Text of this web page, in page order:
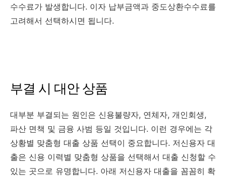
수수료가 발생합니다. 이자 납부금액과 중도상환수수료를
고려해서 선택하시면 됩니다.
부결 시 대안 상품
대부분 부결되는 원인은 신용불량자, 연체자, 개인회생,
파산 면책 및 금융 사범 등일 것입니다. 이런 경우에는 각
상황별 맞춤형 대출 상품 선택이 중요합니다. 저신용자 대
출은 신용 이력별 맞춤형 상품을 선택해서 대출 신청할 수
있는 곳으로 유명합니다. 아래 저신용자 대출을 꼼꼼히 확